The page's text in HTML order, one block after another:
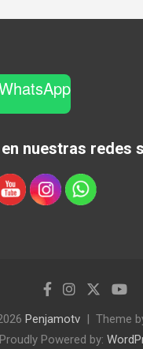
nuestras redes
Penjamotv Theme
Proudly Powered by: